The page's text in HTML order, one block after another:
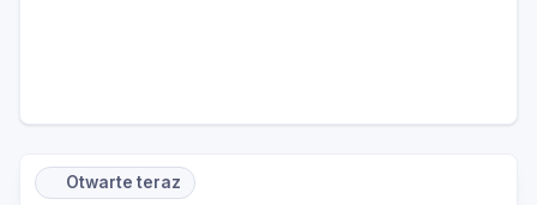
Otwarte teraz